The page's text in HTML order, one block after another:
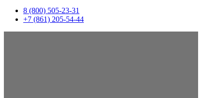
8 (800) 505-23-31
+7 (861) 205-54-44